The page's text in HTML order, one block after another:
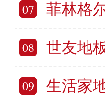
07 菲林格尔强化复
08 世友地
09 生活家